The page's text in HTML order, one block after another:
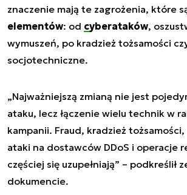
znaczenie mają te zagrożenia, które
elementów: od cyberataków,
wymuszeń, po kradzież tożsamości
socjotechniczne.
„Najważniejszą zmianą nie jest
ataku, lecz łączenie wielu technik w
kampanii. Fraud, kradzież
ataki na dostawców DDoS i operacje
częściej się uzupełniają” – podkreślił
dokumencie.